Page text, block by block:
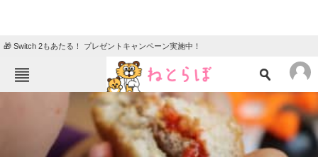
🎁 Switch 2もあたる！ プレゼントキャンペーン実施中！
ねとらぼメニュー
ニュース
クイズ